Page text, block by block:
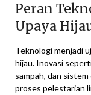
Peran
Upaya
Teknologi menjadi
hijau. Inovasi
sampah, dan
proses pelestarian